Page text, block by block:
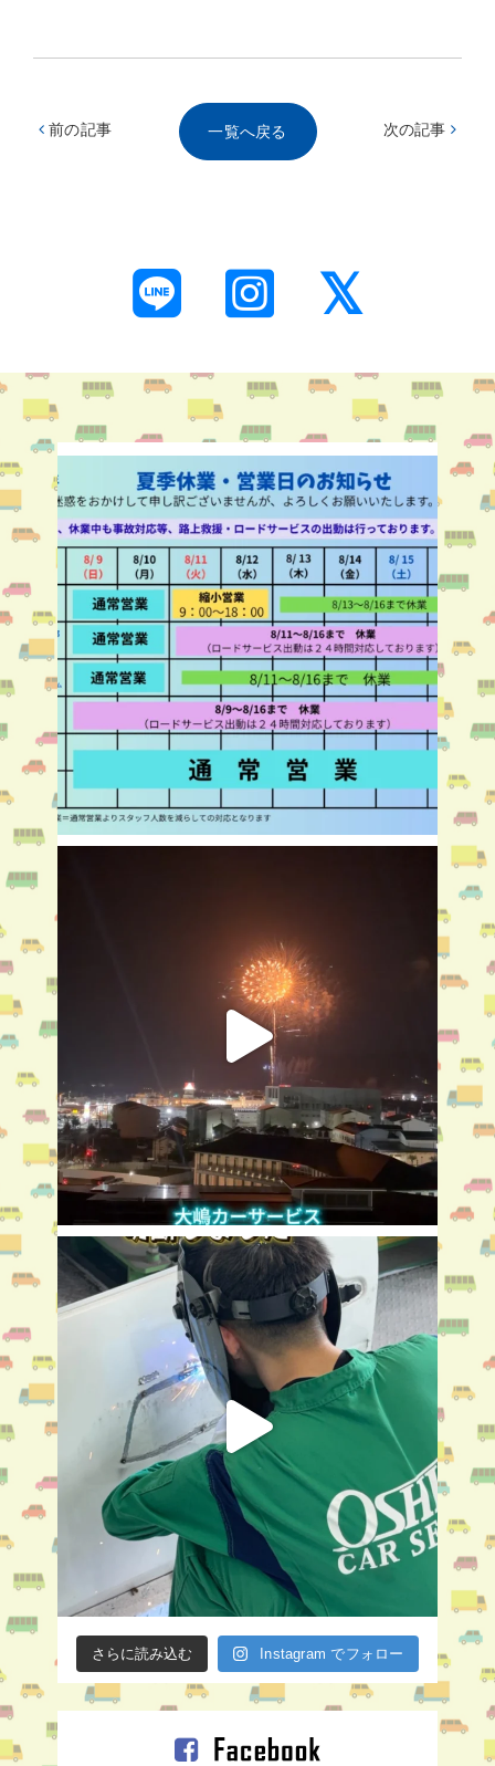
一覧へ戻る
前の記事 次の記事
さらに読み込む Instagram でフォロー